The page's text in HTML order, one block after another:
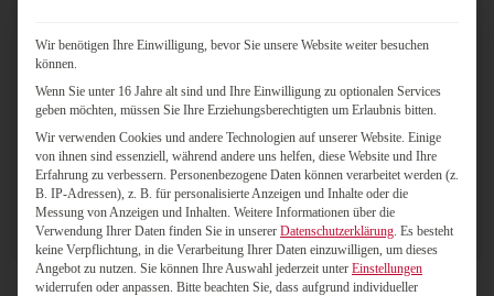
erinnert sich Marijana Lucic, Mitarbeiterin im
Immobilienmanagement bei der Sparda-Bank
Augsburg. Sie kümmerte sich bereits in der
Vergangenheit um die Organisation der
Vertreterwahlen und wurde im Wahlprojekt
2026 von der Referentin der Bereichsleitung
Produktion, Sandra Marjanko, unterstützt.
Wir benötigen Ihre Einwilligung, bevor Sie unsere Website weiter besuchen
können.
Wenn Sie unter 16 Jahre alt sind und Ihre Einwilligung zu optionalen Services
geben möchten, müssen Sie Ihre Erziehungsberechtigten um Erlaubnis bitten.
Wir verwenden Cookies und andere Technologien auf unserer Website. Einige
von ihnen sind essenziell, während andere uns helfen, diese Website und Ihre
Erfahrung zu verbessern. Personenbezogene Daten können verarbeitet werden (z.
B. IP-Adressen), z. B. für personalisierte Anzeigen und Inhalte oder die
Messung von Anzeigen und Inhalten. Weitere Informationen über die
Verwendung Ihrer Daten finden Sie in unserer Datenschutzerklärung. Es besteht
keine Verpflichtung, in die Verarbeitung Ihrer Daten einzuwilligen, um dieses
Angebot zu nutzen. Sie können Ihre Auswahl jederzeit unter Einstellungen
widerrufen oder anpassen. Bitte beachten Sie, dass aufgrund individueller